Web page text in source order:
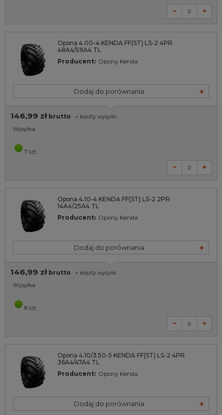
Opona 4.00-4 KENDA FF(ST) LS-2 4PR
48A4/59A4 TL
Producent: Opony Kenda
Dodaj do porównania
146,99 zł brutto + koszty wysyłki
Wysyłka:
7 szt.
Opona 4.10-4 KENDA FF(ST) LS-2 2PR
14A4/25A4 TL
Producent: Opony Kenda
Dodaj do porównania
146,99 zł brutto + koszty wysyłki
Wysyłka:
8 szt.
Opona 4.10/3.50-5 KENDA FF(ST) LS-2 4PR
36A4/47A4 TL
Producent: Opony Kenda
Dodaj do porównania